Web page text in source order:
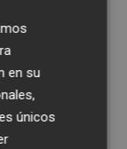
87.966
de todos
y
en su
únicos